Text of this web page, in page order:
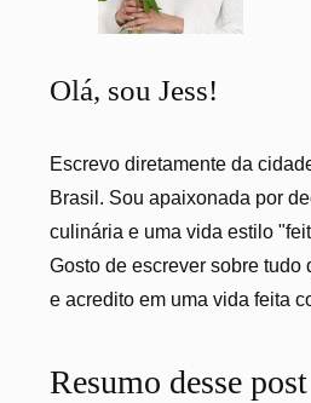
Olá, sou Jess!
Escrevo diretamente da
Brasil. Sou apaixonada por
culinária e uma vida estilo
Gosto de escrever sobre tudo
e acredito em uma vida feita
Resumo desse post